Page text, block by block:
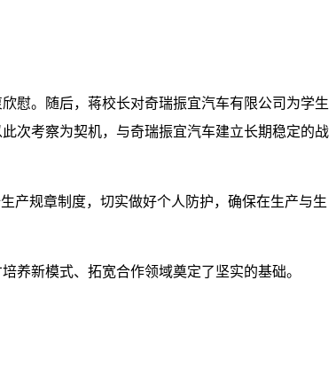
慰。随后，蒋校长对奇瑞振宜汽车有限公司为学生
次考察为契机，与奇瑞振宜汽车建立长期稳定的战
产规章制度，切实做好个人防护，确保在生产与生
养新模式、拓宽合作领域奠定了坚实的基础。